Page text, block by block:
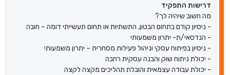
דרישות התפקיד
מה חשוב שיהיה לך?
- ניסיון קודם בתחום הבטון, התשתיות או תחום תעשייתי דומה – חובה
- הנדסאי/ת- יתרון משמעותי
- ניסיון בפיתוח עסקי וניהול פעילות מסחרית – יתרון משמעותי
- יכולת ניתוח שוק והבנה עסקית רחבה
- יכולת עבודה עצמאית והובלת תהליכים מקצה לקצה